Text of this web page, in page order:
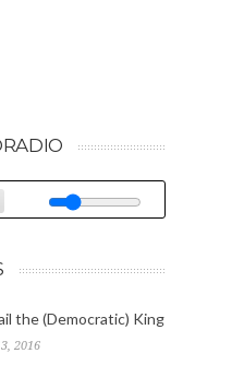
the (Democratic) King
2016